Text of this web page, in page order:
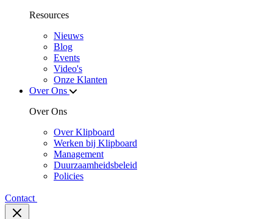
Resources
Nieuws
Blog
Events
Video's
Onze Klanten
Over Ons
Over Ons
Over Klipboard
Werken bij Klipboard
Management
Duurzaamheidsbeleid
Policies
Contact